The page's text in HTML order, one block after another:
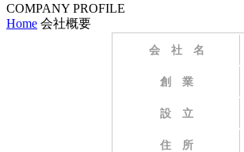
COMPANY PROFILE
Home 会社概要
会 社 名
創 業
設 立
住 所